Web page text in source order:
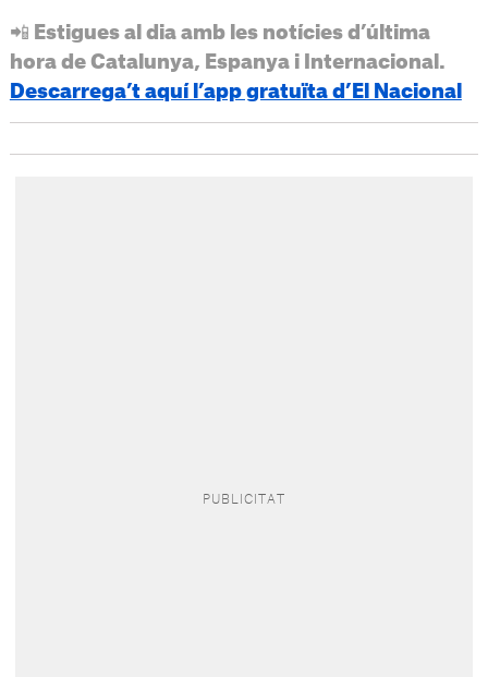
📲 Estigues al dia amb les notícies d’última
hora de Catalunya, Espanya i Internacional.
Descarrega’t aquí l’app gratuïta d’El Nacional